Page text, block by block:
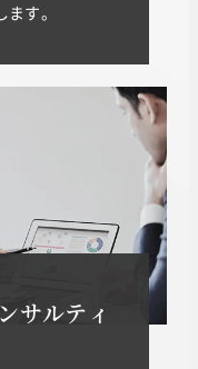
す。
サルティ